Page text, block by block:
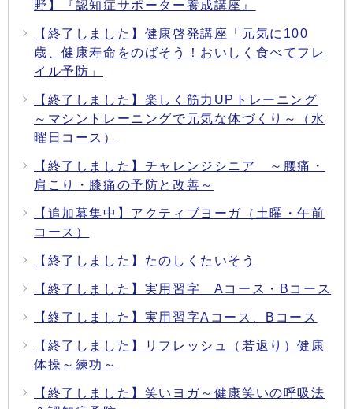
野】『認知症サポーター養成講座』
【終了しました】健康啓発講座「元気に100
歳、健康寿命をのばそう！おいしく食べてフレ
イル予防」
【終了しました】楽しく筋力UPトレーニング
～マシントレーニングで元気な体づくり～（水
曜日コース）
【終了しました】チャレンジシニア ～腰痛・
肩こり・膝痛の予防と改善～
【追加募集中】アクティブヨーガ（土曜・午前
コース）
【終了しました】たのしくたいそう
【終了しました】実用習字 Aコース・Bコース
【終了しました】実用習字Aコース、Bコース
【終了しました】リフレッシュ（若返り）健康
体操～練功～
【終了しました】笑いヨガ～健康笑いの呼吸法